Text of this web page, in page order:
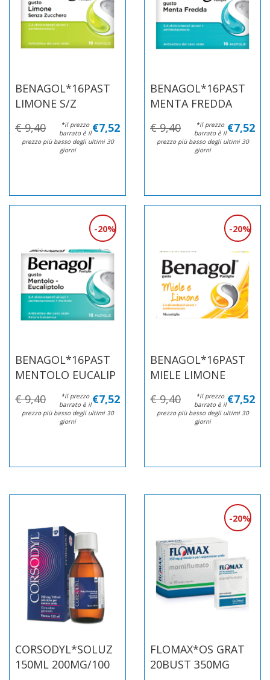
BENAGOL*16PAST
LIMONE S/Z
€ 9,40
€7,52
*il prezzo
barrato è il
prezzo più basso degli ultimi 30
giorni
BENAGOL*16PAST
MENTA FREDDA
€ 9,40
€7,52
*il prezzo
barrato è il
prezzo più basso degli ultimi 30
giorni
BENAGOL*16PAST
MENTOLO EUCALIP
20%
€ 9,40 €7,52
*il prezzo
barrato è il
prezzo più basso degli ultimi 30
giorni
BENAGOL*16PAST
MIELE LIMONE
20%
€ 9,40 €7,52
*il prezzo
barrato è il
prezzo più basso degli ultimi 30
giorni
CORSODYL*SOLUZ
150ML 200MG/100
FLOMAX*OS GRAT
20BUST 350MG
20%